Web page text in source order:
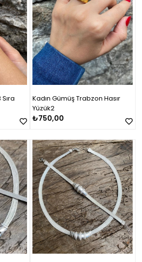
Kadın Gümüş Trabzon Hasır
Yüzük2
₺750,00